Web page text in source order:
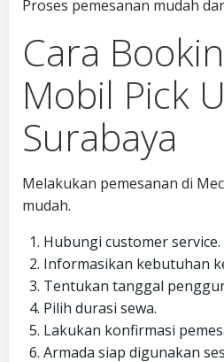
Proses pemesanan mudah
Cara
Mobil Pick
Surabaya
Melakukan pemesanan di
mudah.
Hubungi customer service.
Informasikan kebutuhan
Tentukan tanggal
Pilih durasi sewa.
Lakukan konfirmasi
Armada siap digunakan